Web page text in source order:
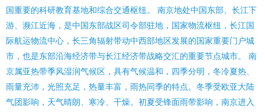
国重要的科研教育基地和综合交通枢纽。 南京地处中国东部、长江下
游、濒江近海，是中国东部战区司令部驻地，国家物流枢纽，长江国
际航运物流中心，长三角辐射带动中西部地区发展的国家重要门户城
市，也是东部沿海经济带与长江经济带战略交汇的重要节点城市。 南
京属亚热带季风湿润气候区，具有气候温和，四季分明，冬冷夏热、
雨量充沛，光照充足，热量丰富，雨热同季的特点。冬季受欧亚大陆
气团影响，天气晴朗、寒冷、干燥。初夏受锋面雨带影响，南京进入